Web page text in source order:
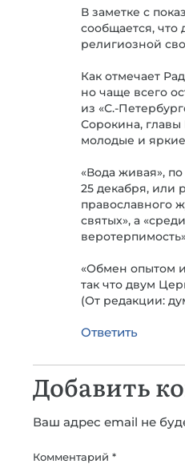
В заметке с
сообщается, что
религиозной
Как отмечает
но чаще всего
из «С.-
Сорокина,
молодые и
«Вода живая»,
25 декабря, или
православного
святых», а
«Обмен опытом
так что двум
(От редакции:
Ответить
Добавить
Ваш адрес email не
Комментарий *